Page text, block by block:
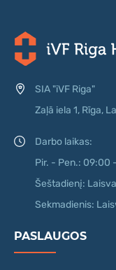
SIA "iVF Riga"
Zaļā iela 1, Rīga,
Darbo laikas:
Pir. - Pen.: 09:00
Šeštadienį:
Sekmadienis:
PASLAUGOS